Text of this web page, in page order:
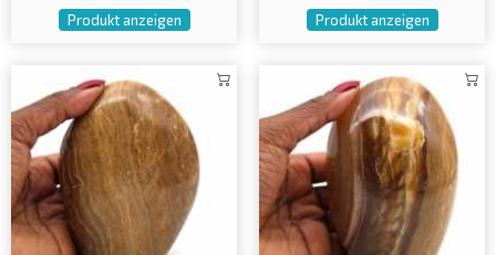
Produkt anzeigen Produkt anzeigen